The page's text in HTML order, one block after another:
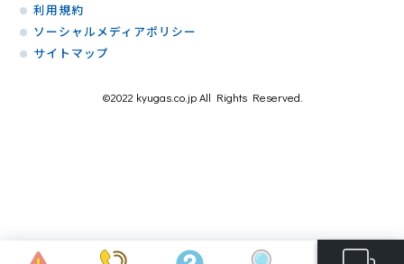
利用規約
ソーシャルメディアポリシー
サイトマップ
©2022 kyugas.co.jp All Rights Reserved.